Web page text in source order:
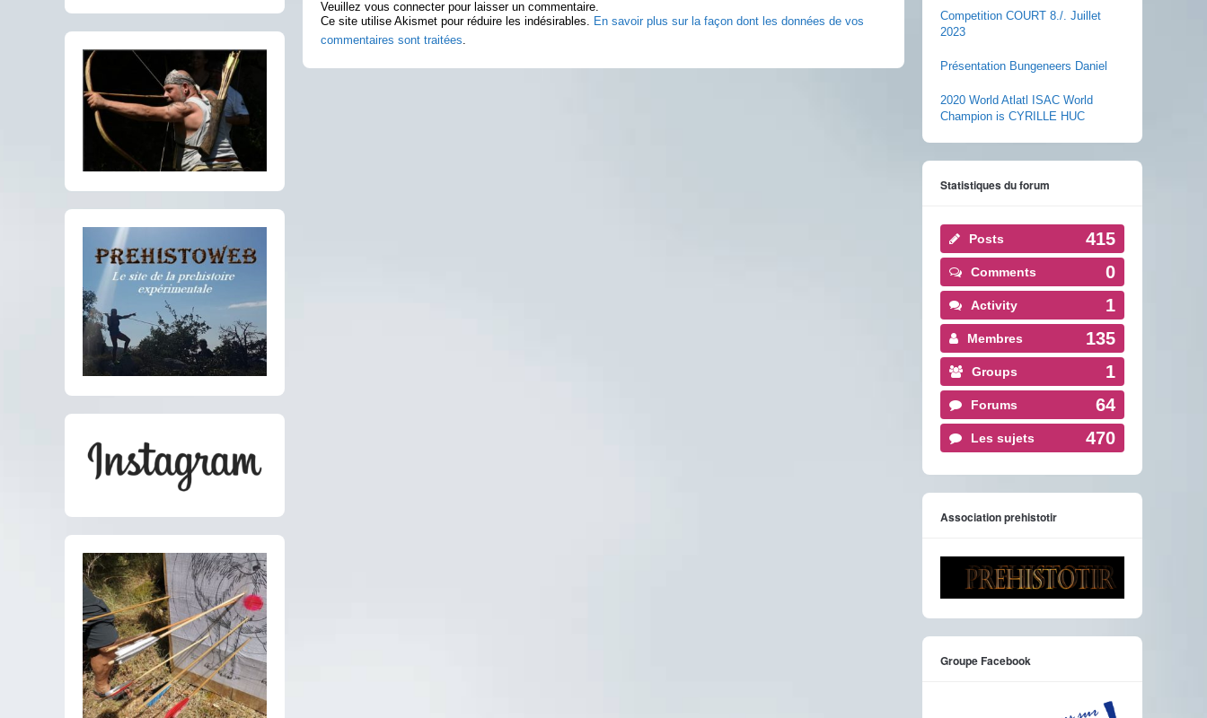
Veuillez vous connecter pour laisser un commentaire.
Ce site utilise Akismet pour réduire les indésirables. En savoir plus sur la façon dont les données de vos
commentaires sont traitées.
Competition COURT 8./. Juillet
2023
Présentation Bungeneers Daniel
2020 World Atlatl ISAC World
Champion is CYRILLE HUC
Statistiques du forum
Posts 415
Comments 0
Activity 1
Membres 135
Groups 1
Forums 64
Les sujets 470
Association prehistotir
Groupe Facebook